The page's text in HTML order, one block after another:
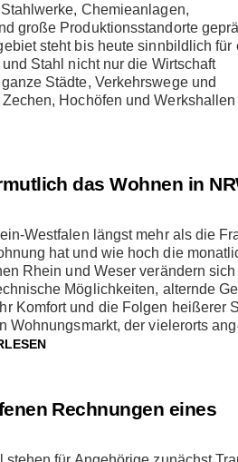
Chemieanlagen,
große Produktionsstandorte
steht bis heute sinnbildlich für
Stahl nicht nur die Wirtschaft
Städte, Verkehrswege und
Zechen, Hochöfen und
das Wohnen in
Westfalen längst mehr als die
hat und wie hoch die
Rhein und Weser verändern sich
Möglichkeiten, alternde
Komfort und die Folgen heißerer
Wohnungsmarkt, der vielerorts
Rechnungen eines